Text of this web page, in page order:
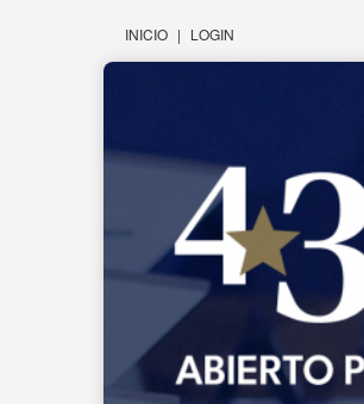
INICIO | LOGIN